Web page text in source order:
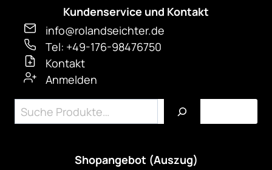
Kundenservice und Kontakt
info@rolandseichter.de
Tel: +49-176-98476750
Kontakt
Anmelden
Suchen
Shopangebot (Auszug)